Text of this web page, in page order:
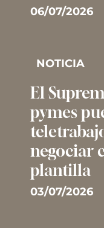
06/07/2026
NOTICIA
El
pymes
negociar
plantilla
03/07/2026